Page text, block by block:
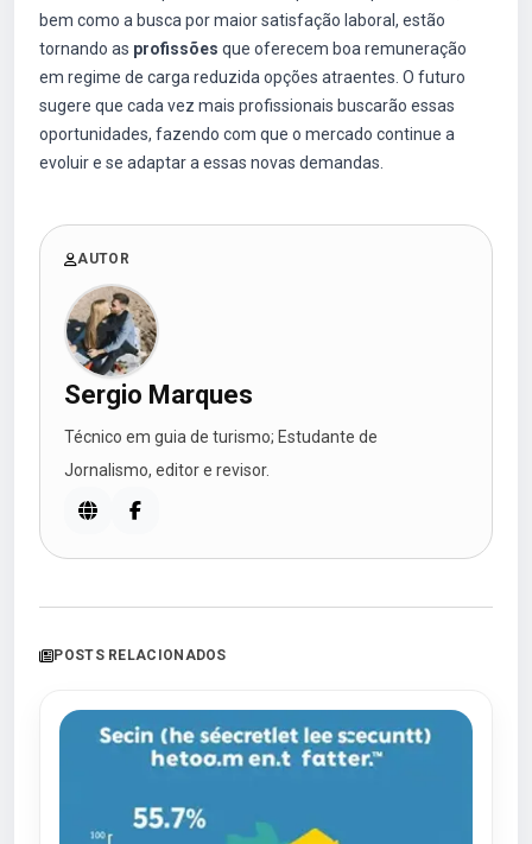
bem como a busca por maior satisfação laboral, estão
tornando as profissões que oferecem boa remuneração
em regime de carga reduzida opções atraentes. O futuro
sugere que cada vez mais profissionais buscarão essas
oportunidades, fazendo com que o mercado continue a
evoluir e se adaptar a essas novas demandas.
AUTOR
Sergio Marques
Técnico em guia de turismo; Estudante de
Jornalismo, editor e revisor.
POSTS RELACIONADOS